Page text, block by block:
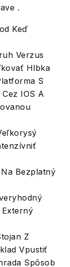
.
Keď
Verzus
Hlbka
S
IOS A
Bezplatný
Z
Vpustiť
Spôsob